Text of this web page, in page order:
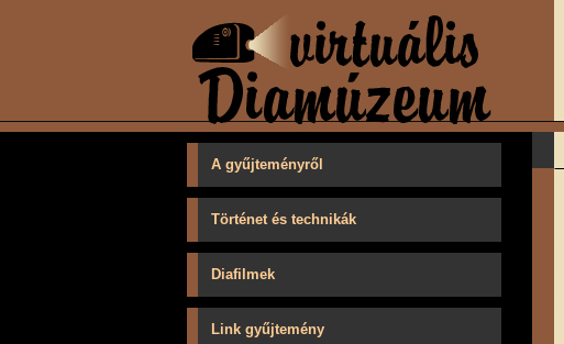
A gyűjteményről
Történet és technikák
Diafilmek
Link gyűjtemény